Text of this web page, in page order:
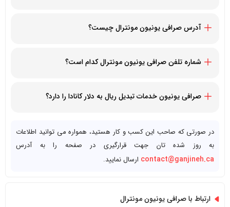
آدرس صرافی یونیون مونترال چیست؟
شماره تلفن صرافی یونیون مونترال کدام است؟
صرافی یونیون خدمات تبدیل ریال به دلار کانادا را دارد؟
در صورتی که صاحب این کسب و کار هستید، همواره می توانید اطلاعات
به روز شده تان جهت قرارگیری در صفحه را به آدرس
contact@ganjineh.ca ارسال نمایید.
ارتباط با صرافی یونیون مونترال